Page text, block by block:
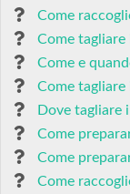
Come
Come
Come e
Come tagliare
Dove tagliare
Come
Come
Come